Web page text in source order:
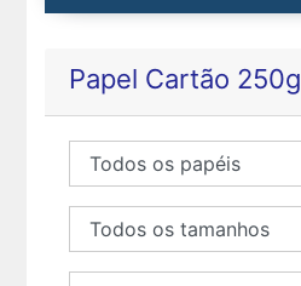
Papel Cartão 250g